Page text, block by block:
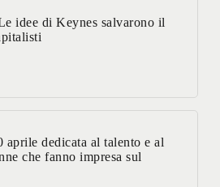
idee di Keynes salvarono il
aprile dedicata al talento e al
che fanno impresa sul